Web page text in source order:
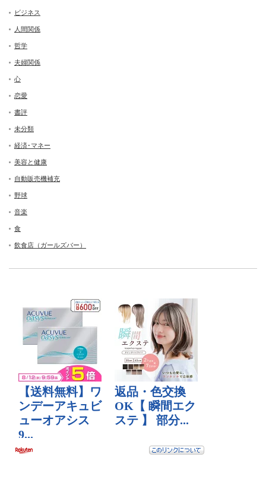
ビジネス
人間関係
哲学
夫婦関係
心
恋愛
書評
未分類
経済･マネー
美容と健康
自動販売機補充
野球
音楽
食
飲食店（ガールズバー）